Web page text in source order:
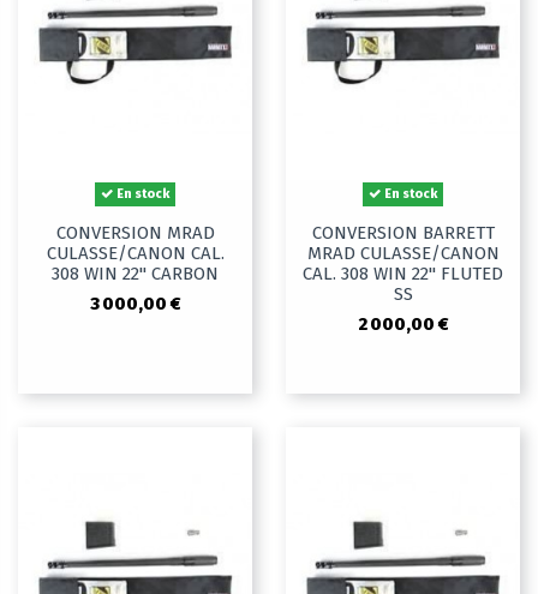
En stock
CONVERSION MRAD
CULASSE/CANON CAL.
308 WIN 22" CARBON
3 000,00 €
En stock
CONVERSION BARRETT
MRAD CULASSE/CANON
CAL. 308 WIN 22" FLUTED
SS
2 000,00 €